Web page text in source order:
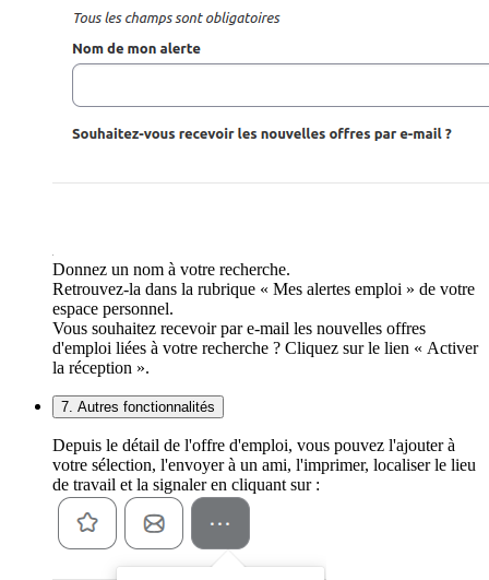
Donnez un nom à votre recherche.
Retrouvez-la dans la rubrique « Mes alertes emploi » de votre
espace personnel.
Vous souhaitez recevoir par e-mail les nouvelles offres
d'emploi liées à votre recherche ? Cliquez sur le lien « Activer
la réception ».
7. Autres fonctionnalités
Depuis le détail de l'offre d'emploi, vous pouvez l'ajouter à
votre sélection, l'envoyer à un ami, l'imprimer, localiser le lieu
de travail et la signaler en cliquant sur :